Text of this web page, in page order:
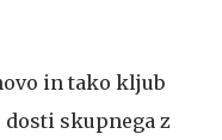
in tako kljub
skupnega z